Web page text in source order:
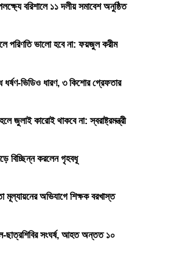
বরিশালে ১১ দলীয় সমাবেশ অনুষ্ঠিত
পরিণতি ভালো হবে না: ফয়জুল করীম
ভিডিও ধারণ, ৩ কিশোর গ্রেফতার
জুলাই কারোই থাকবে না: স্বরাষ্ট্রমন্ত্রী
বিচ্ছিন্ন করলেন গৃহবধূ
মূল্যায়নের অভিযাগে শিক্ষক বরখাস্ত
ছাত্রশিবির সংঘর্ষ, আহত অন্তত ১০